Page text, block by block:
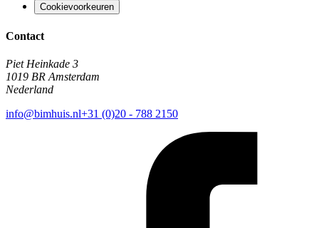
Cookievoorkeuren
Contact
Piet Heinkade 3
1019 BR Amsterdam
Nederland
info@bimhuis.nl+31 (0)20 - 788 2150